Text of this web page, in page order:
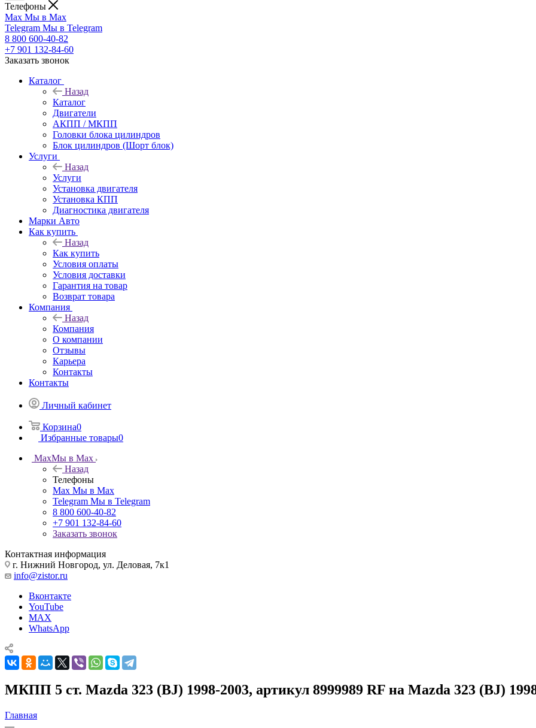
Телефоны
Max Мы в Max
Telegram Мы в Telegram
8 800 600-40-82
+7 901 132-84-60
Заказать звонок
Каталог
Назад
Каталог
Двигатели
АКПП / МКПП
Головки блока цилиндров
Блок цилиндров (Шорт блок)
Услуги
Назад
Услуги
Установка двигателя
Установка КПП
Диагностика двигателя
Марки Авто
Как купить
Назад
Как купить
Условия оплаты
Условия доставки
Гарантия на товар
Возврат товара
Компания
Назад
Компания
О компании
Отзывы
Карьера
Контакты
Контакты
Личный кабинет
Корзина0
Избранные товары0
MaxМы в Max
Назад
Телефоны
Max Мы в Max
Telegram Мы в Telegram
8 800 600-40-82
+7 901 132-84-60
Заказать звонок
Контактная информация
г. Нижний Новгород, ул. Деловая, 7к1
info@zistor.ru
Вконтакте
YouTube
MAX
WhatsApp
МКПП 5 ст. Mazda 323 (BJ) 1998-2003, артикул 8999989 RF на Mazda 323 (BJ)
Главная
—